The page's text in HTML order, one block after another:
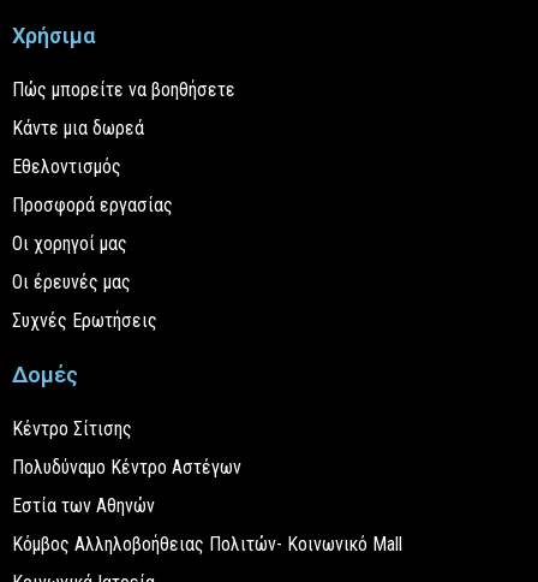
Χρήσιμα
Πώς μπορείτε να βοηθήσετε
Κάντε μια δωρεά
Εθελοντισμός
Προσφορά εργασίας
Οι χορηγοί μας
Οι έρευνές μας
Συχνές Ερωτήσεις
Δομές
Κέντρο Σίτισης
Πολυδύναμο Κέντρο Αστέγων
Εστία των Αθηνών
Κόμβος Αλληλοβοήθειας Πολιτών- Κοινωνικό Mall